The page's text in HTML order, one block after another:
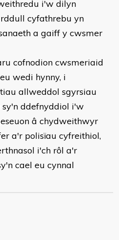
i'w dilyn
cyfathrebu yn
a gaiff y cwsmer
cofnodion cwsmeriaid
wedi hynny, i
allweddol sgyrsiau
ddefnyddiol i'w
â chydweithwyr
a'r polisïau cyfreithiol,
i'ch rôl a'r
cael eu cynnal